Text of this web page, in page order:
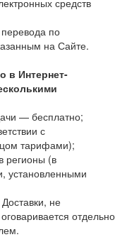
средств
по
на Сайте.
в Интернет-
— бесплатно;
с
тарифами);
регионы (в
установленными
не
отдельно